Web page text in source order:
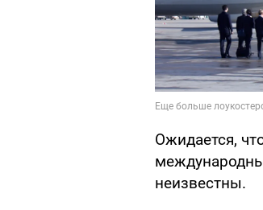
Ожидается,
неизвестны.